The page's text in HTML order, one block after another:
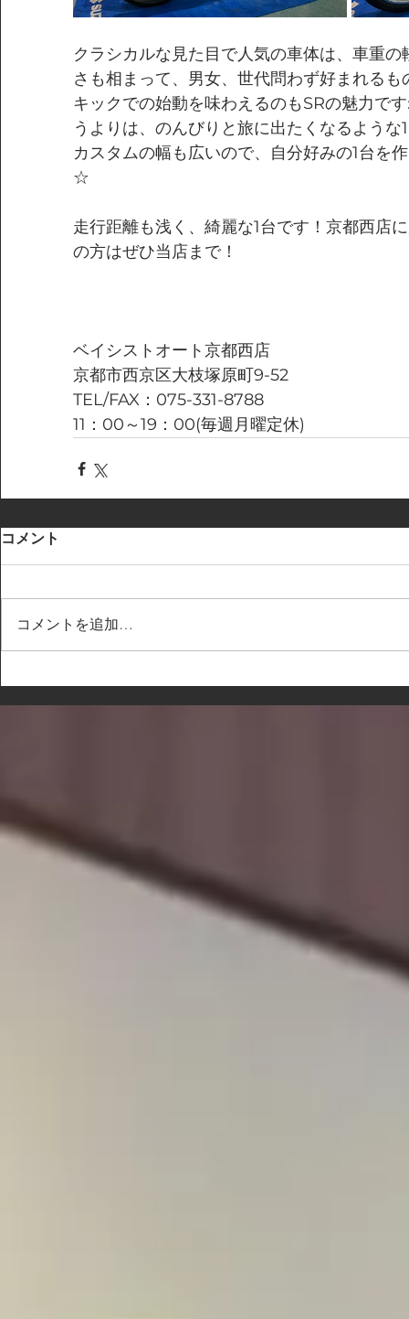
クラシカルな見た目で人気の車体は、車重
さも相まって、男女、世代問わず好まれる
キックでの始動を味わえるのもSRの魅力で
うよりは、のんびりと旅に出たくなるような
カスタムの幅も広いので、自分好みの1台を
☆
走行距離も浅く、綺麗な1台です！京都西店
の方はぜひ当店まで！
ベイシストオート京都西店
京都市西京区大枝塚原町9-52
TEL/FAX：075-331-8788
11：00～19：00(毎週月曜定休)
コメント
コメントを追加…